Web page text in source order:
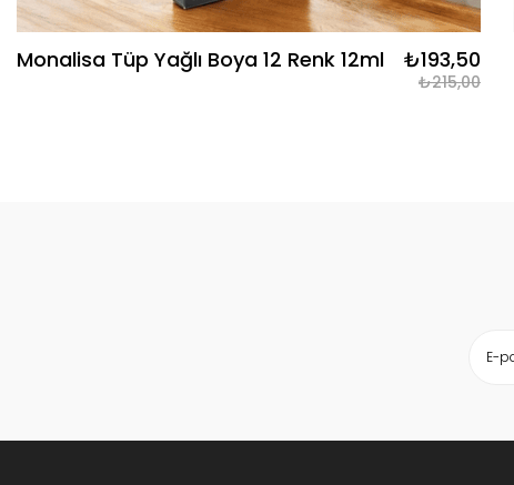
Monalisa Tüp Yağlı Boya 12 Renk 12ml ₺193,50
₺215,00